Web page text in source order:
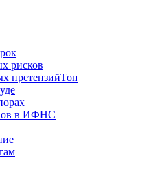
рисков
претензийТоп
в ИФНС